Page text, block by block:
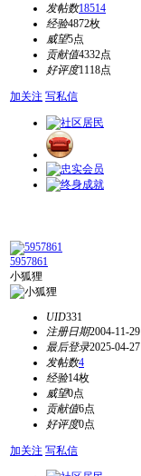
发帖数18514
经验4872枚
威望5点
贡献值4332点
好评度1118点
加关注 写私信
5957861
小狐狸
UID331
注册日期2004-11-29
最后登录2025-04-27
发帖数4
经验14枚
威望0点
贡献值6点
好评度0点
加关注 写私信